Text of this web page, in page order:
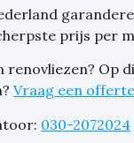
prijs per
Op
Vraag een
030-2072024